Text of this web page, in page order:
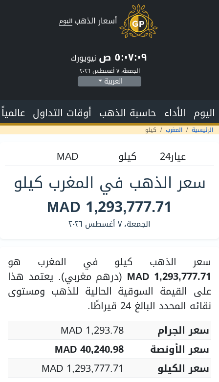
أسعار الذهب اليوم
٥:٠٧:١٠ ص نيويورك
الجمعة، ٧ أغسطس ٢٠٢٦
العربية
اليوم الأداء حاسبة الذهب أوقات التداول عالمياً
الرئيسية المغرب كيلو
سعر الذهب في المغرب كيلو
MAD 1,293,777.71
الجمعة، ٧ أغسطس ٢٠٢٦
سعر الذهب كيلو في المغرب هو
MAD 1,293,777.71 (درهم مغربي). يعتمد هذا
على القيمة السوقية الحالية للذهب ومستوى
نقائه المحدد البالغ 24 قيراطًا.
سعر الجرام
MAD 1,293.78
سعر الأونصة
MAD 40,240.98
سعر الكيلو
MAD 1,293,777.71